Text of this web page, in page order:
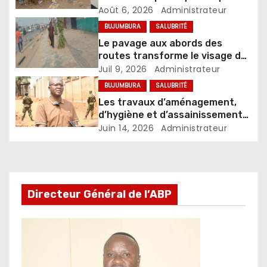
les commerçants de Bujumbura
Août 6, 2026 Administrateur
BUJUMBURA SALUBRITÉ
Le pavage aux abords des
routes transforme le visage de
la province de Bujumbura
Juil 9, 2026 Administrateur
BUJUMBURA SALUBRITÉ
Les travaux d’aménagement,
d’hygiène et d’assainissement
vont bon train
Juin 14, 2026 Administrateur
Directeur Général de l’ABP